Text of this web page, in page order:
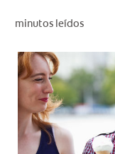
minutos leídos